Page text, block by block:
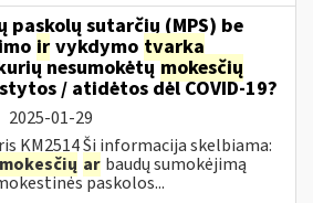
paskolų sutarčių (MPS) be
ir vykdymo tvarka
nesumokėtųmokesčių
/ atidėtos dėl COVID-19?
2025-01-29
KM2514 Ši informacija skelbiama:
mokesčių ar baudų sumokėjimą
paskolos...